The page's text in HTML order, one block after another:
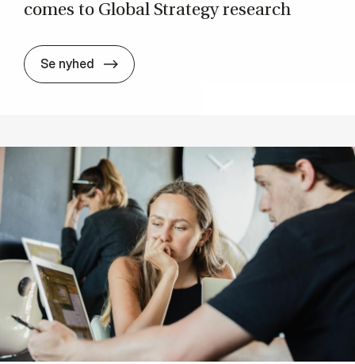
co­mes to Glo­bal Stra­te­gy re­search
Se nyhed Gover­n­ments are stra­te­gi­sts when it